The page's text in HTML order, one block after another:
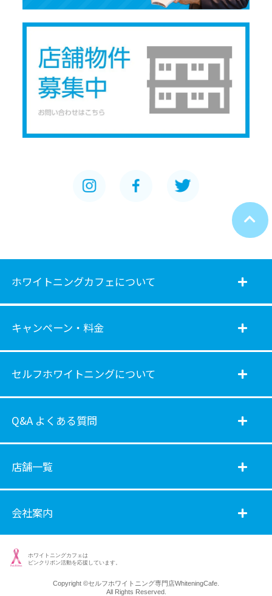
ホワイトニングカフェについて
キャンペーン・料金
セルフホワイトニングについて
Q&A よくある質問
店舗一覧
会社案内
ホワイトニングカフェは
ピンクリボン活動を応援しています。
Copyright ©セルフホワイトニング専門店WhiteningCafe.
All Rights Reserved.